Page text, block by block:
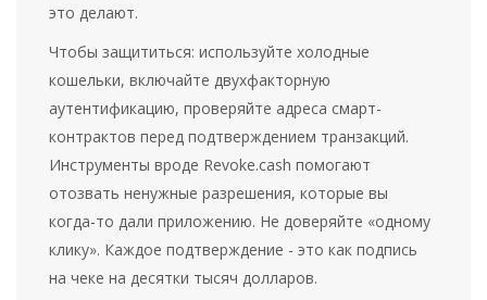
это делают.
Чтобы защититься: используйте холодные
кошельки, включайте двухфакторную
аутентификацию, проверяйте адреса смарт-
контрактов перед подтверждением транзакций.
Инструменты вроде Revoke.cash помогают
отозвать ненужные разрешения, которые вы
когда-то дали приложению. Не доверяйте «одному
клику». Каждое подтверждение - это как подпись
на чеке на десятки тысяч долларов.